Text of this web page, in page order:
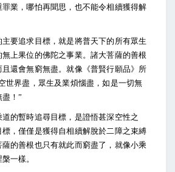
業，哪怕再聞思，也不能令相續獲得解
要追求目標，就是將普天下的所有眾生
上果位的佛陀之事業。諸大菩薩的善根
還會無窮無盡。就像《普賢行願品》所
世界盡，眾生及業煩惱盡，如是一切無
！”
的暫時追尋目標，是證悟甚深空性之
，僅僅是獲得自相續解脫於二障之束縛
的善根也只有就此而窮盡了，就像小乘
一樣。